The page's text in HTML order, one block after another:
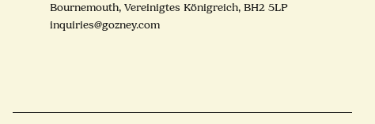
Bournemouth, Vereinigtes Königreich, BH2 5LP
inquiries@gozney.com